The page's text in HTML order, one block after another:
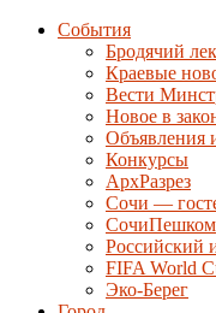
События
Бродячий
Краевые
Вести
Новое в
Объявления
Конкурсы
АрхРазрез
Сочи —
СочиПешком
Российский
FIFA World
Эко-Берег